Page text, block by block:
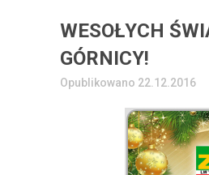
WESOŁYCH
GÓRNICY!
Opublikowano 22.12.2016